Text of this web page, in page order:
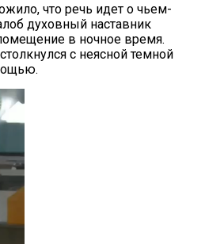
что речь идет о чьем-
духовный наставник
в ночное время.
с неясной темной